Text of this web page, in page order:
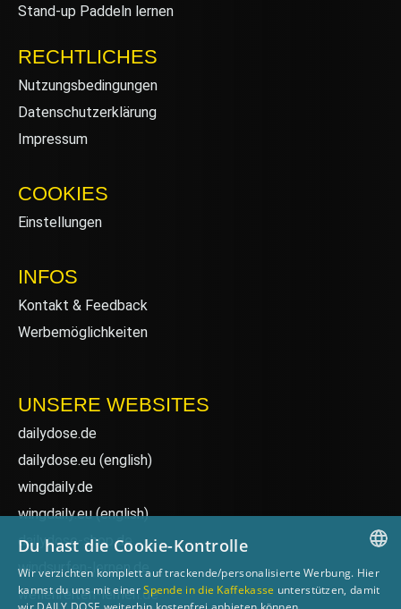
Stand-up Paddeln lernen
RECHTLICHES
Nutzungsbedingungen
Datenschutzerklärung
Impressum
COOKIES
Einstellungen
INFOS
Kontakt & Feedback
Werbemöglichkeiten
UNSERE WEBSITES
dailydose.de
dailydose.eu (english)
wingdaily.de
wingdaily.eu(english)
dailydose-shop.de
windsurfen-lernen.de
wellenreiten-lernen.de
GERMAN
Du hast die Cookie-Kontrolle
Wir verzichten komplett auf trackende/personalisierte Werbung. Hier
kannst du uns mit einerSpende in die Kaffekasse unterstützen, damit